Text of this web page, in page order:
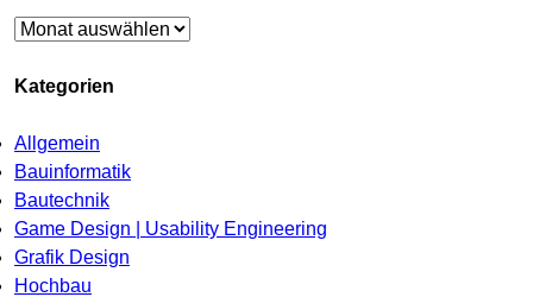
Archiv
Kategorien
Allgemein
Bauinformatik
Bautechnik
Game Design | Usability Engineering
Grafik Design
Hochbau